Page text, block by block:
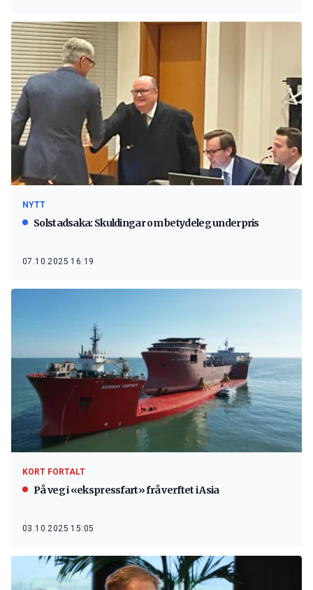
NYTT
Solstadsaka: Skuldingar om betydeleg underpris
07.10.2025 16:19
KORT FORTALT
På veg i «ekspressfart» frå verftet i Asia
03.10.2025 15:05